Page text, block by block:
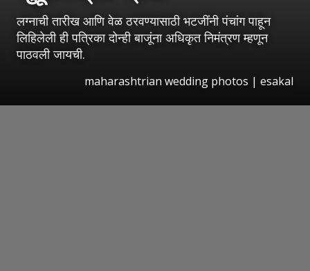
लग्नाची तारीख आणि वेळ ठरवण्यासाठी भटजींनी पंचांग पाहून
लिहिलेली ही पत्रिका दोन्ही बाजूंना अधिकृत निमंत्रण म्हणून
पाठवली जायची.
maharashtrian wedding photos | esakal